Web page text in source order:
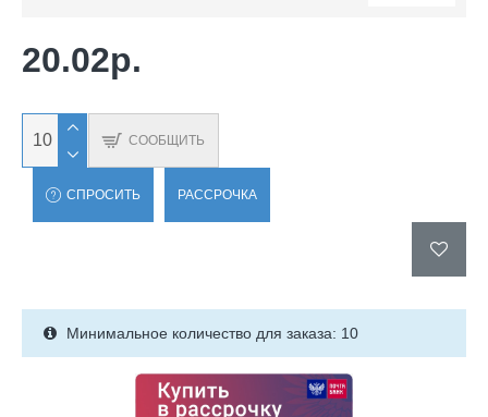
20.02р.
СООБЩИТЬ
СПРОСИТЬ РАССРОЧКА
Минимальное количество для заказа: 10